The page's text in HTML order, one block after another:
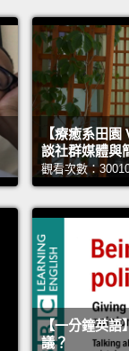
【療癒系田
談社群媒體與
觀看次數：
【一分鐘英語
議？